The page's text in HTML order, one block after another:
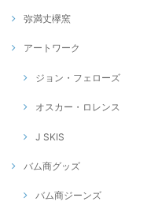
弥満丈欅窯
アートワーク
ジョン・フェローズ
オスカー・ロレンス
J SKIS
バム商グッズ
バム商ジーンズ